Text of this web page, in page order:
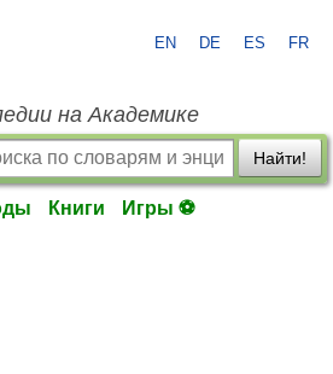
EN DE ES FR
на Академике
Найти!
Книги Игры ⚽